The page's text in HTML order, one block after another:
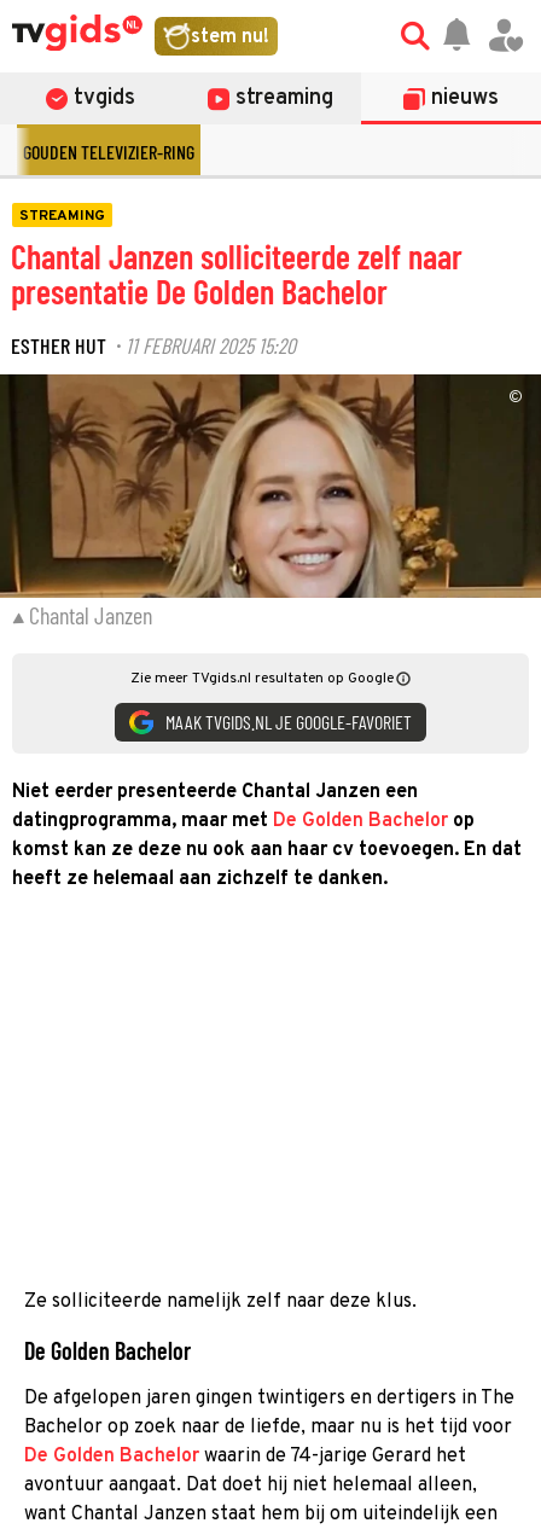
stem nu!
tvgids streaming nieuws
GOUDEN TELEVIZIER-RING
STREAMING
Chantal Janzen solliciteerde zelf naar
presentatie De Golden Bachelor
ESTHER HUT · 11 FEBRUARI 2025 15:20
©
Chantal Janzen
Zie meer TVgids.nl resultaten op Google
MAAK TVGIDS.NL JE GOOGLE-FAVORIET
Niet eerder presenteerde Chantal Janzen een
datingprogramma, maar met De Golden Bachelor op
komst kan ze deze nu ook aan haar cv toevoegen. En dat
heeft ze helemaal aan zichzelf te danken.
Ze solliciteerde namelijk zelf naar deze klus.
De Golden Bachelor
De afgelopen jaren gingen twintigers en dertigers in The
Bachelor op zoek naar de liefde, maar nu is het tijd voor
De Golden Bachelor waarin de 74-jarige Gerard het
avontuur aangaat. Dat doet hij niet helemaal alleen,
want Chantal Janzen staat hem bij om uiteindelijk een